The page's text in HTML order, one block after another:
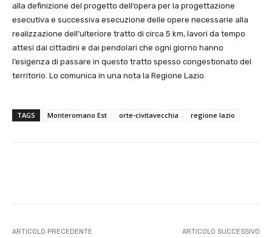
alla definizione del progetto dell‘opera per la progettazione
esecutiva e successiva esecuzione delle opere necessarie alla
realizzazione dell’ulteriore tratto di circa 5 km, lavori da tempo
attesi dai cittadini e dai pendolari che ogni giorno hanno
l’esigenza di passare in questo tratto spesso congestionato del
territorio. Lo comunica in una nota la Regione Lazio.
TAGS Monteromano Est orte-civitavecchia regione lazio
ARTICOLO PRECEDENTE ARTICOLO SUCCESSIVO